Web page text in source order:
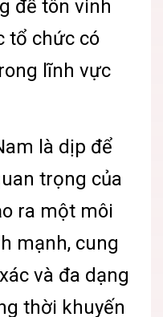
để tôn vinh
tổ chức có
lĩnh vực
là dịp để
trọng của
ra một môi
mạnh, cung
và đa dạng
thời khuyến